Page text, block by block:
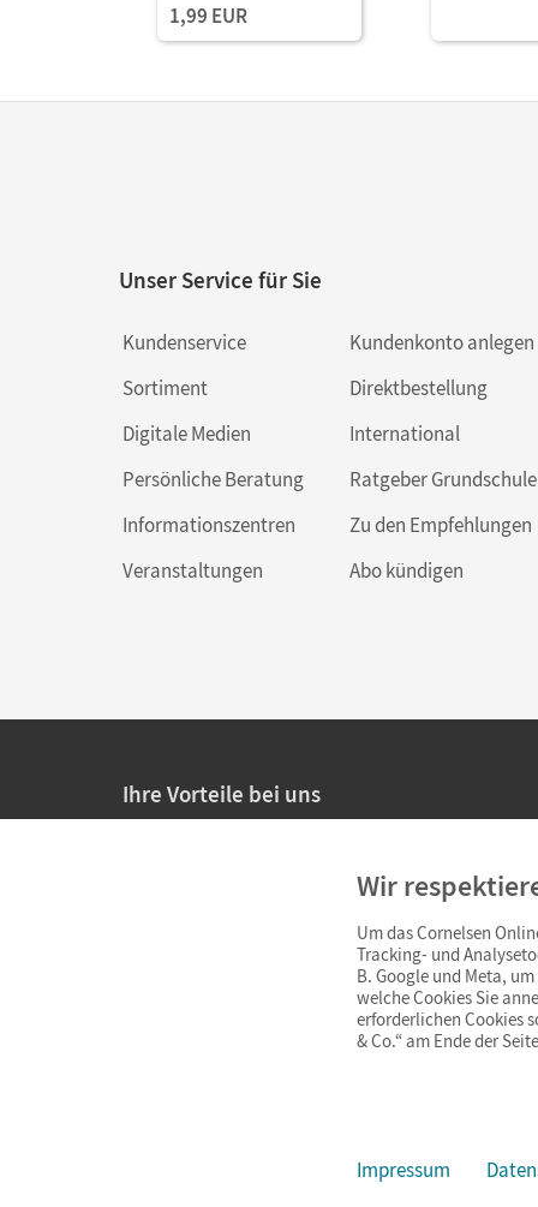
1,99 EUR
Unser Service für Sie
Kundenservice
Sortiment
Digitale Medien
Persönliche Beratung
Informationszentren
Veranstaltungen
Kundenkonto anlegen
Direktbestellung
International
Ratgeber Grundschule
Zu den Empfehlungen
Abo kündigen
Ihre Vorteile bei uns
Persönliche Angebote für Lehrkräfte
Sicheres Einkaufen mit SSL-Verschlüsselung
Widerrufsfristvon 4 Wochen
Schnelle und einfache Retourenabwicklung
Barrierefreiheit
Wir
Um das Cornelsen
Tracking- und
B. Google und Meta,
welche Cookies Sie
erforderlichen Cookies
& Co.“ am Ende der
Impressum